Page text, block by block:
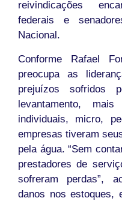
reivindicações
federais e
Nacional.
Conforme Rafael
preocupa as
prejuízos sofridos
levantamento,
individuais, micro,
empresas tiveram
pela água. “Sem
prestadores de
sofreram perdas”,
danos nos estoques,